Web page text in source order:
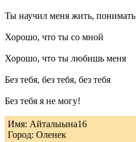
Ты научил меня жить, понимать
Хорошо, что ты со мной
Хорошо, что ты любишь меня
Без тебя, без тебя, без тебя
Без тебя я не могу!
Имя: Айталыына16
Город: Оленек